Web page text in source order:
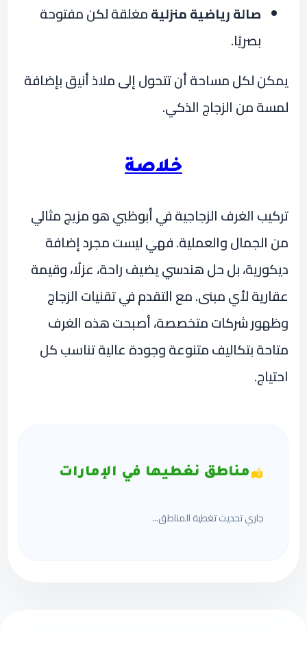
صالة رياضية منزليةمغلقة لكن مفتوحة
بصريًا.
يمكن لكل مساحة أن تتحول إلى ملاذ أنيق بإضافة
لمسة من الزجاج الذكي.
خلاصة
تركيب الغرف الزجاجية في أبوظبي هو مزيج مثالي
من الجمال والعملية. فهي ليست مجرد إضافة
ديكورية، بل حل هندسي يضيف راحة، عزلًا، وقيمة
عقارية لأي مبنى. مع التقدم في تقنيات الزجاج
وظهور شركات متخصصة، أصبحت هذه الغرف
متاحة بتكاليف متنوعة وجودة عالية تناسب كل
احتياج.
مناطق نغطيها في الإمارات
جاري تحديث تغطية المناطق...